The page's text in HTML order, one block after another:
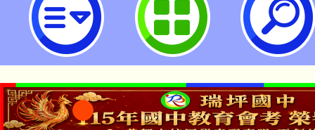
活動-桃園市立瑞坪國民中學